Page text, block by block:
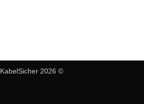
KabelSicher 2026 ©